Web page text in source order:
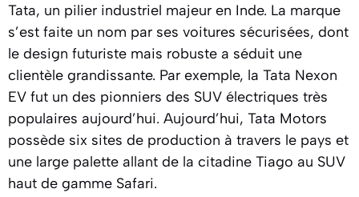
Tata, un pilier industriel majeur en Inde. La marque
s’est faite un nom par ses voitures sécurisées, dont
le design futuriste mais robuste a séduit une
clientèle grandissante. Par exemple, la Tata Nexon
EV fut un des pionniers des SUV électriques très
populaires aujourd’hui. Aujourd’hui, Tata Motors
possède six sites de production à travers le pays et
une large palette allant de la citadine Tiago au SUV
haut de gamme Safari.